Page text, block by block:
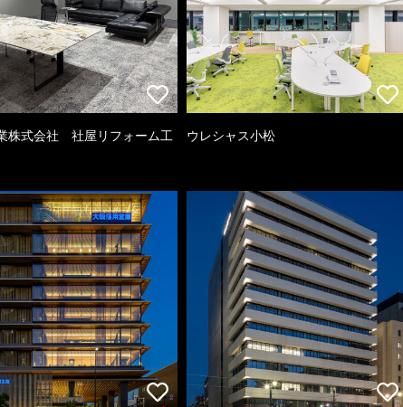
株式会社 社屋リフォーム工
ウレシャス小松